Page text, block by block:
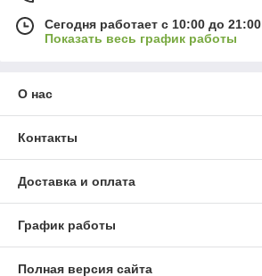
Сегодня работает с 10:00 до 21:00
Показать весь график работы
О нас
Контакты
Доставка и оплата
График работы
Полная версия сайта